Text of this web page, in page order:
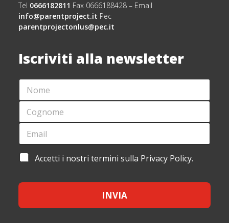
Tel 0666182811 Fax 0666188428 – Email
info@parentproject.it Pec
parentprojectonlus@pec.it
Iscriviti alla newsletter
N
M
*
C
G
O
E
*
C
O
G
O
*
E
A
I
L
A
E
T
Accetti i nostri termini sulla Privacy Policy.
INVIA